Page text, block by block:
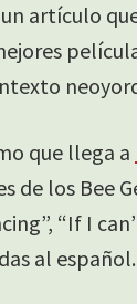
artículo
que llega a
de los Bee
“If I
al español.